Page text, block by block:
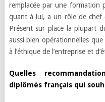
remplacée par une formation
quant à lui, a un rôle de chef
Présent sur place la plupart
aussi bien opérationnelles
à l’éthique de l’entreprise et
Quelles
diplômés français qui